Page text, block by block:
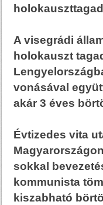
A visegrádi
holokauszt
vonásával
akár 3 éves
Évtizedes vita
sokkal
kommunista
kiszabható